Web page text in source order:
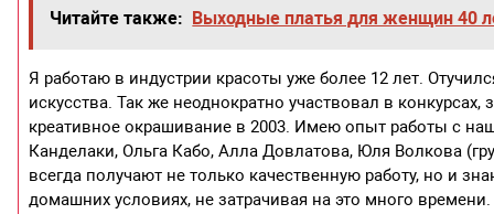
Читайте также: Выходные платья для женщин 40
Я работаю в индустрии красоты уже более 12 лет.
искусства. Так же неоднократно участвовал в
креативное окрашивание в 2003. Имею опыт работы с
Канделаки, Ольга Кабо, Алла Довлатова, Юля Волкова
всегда получают не только качественную работу, но и
домашних условиях, не затрачивая на это много времени.